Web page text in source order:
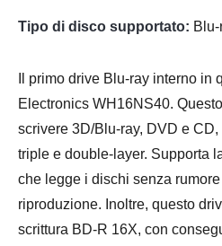
Tipo di disco supportato:
Il primo drive Blu-ray interno in
Electronics WH16NS40.
scrivere 3D/Blu-ray, DVD e
triple e double-layer. Supporta
che legge i dischi senza
riproduzione. Inoltre, questo
scrittura BD-R 16X, con